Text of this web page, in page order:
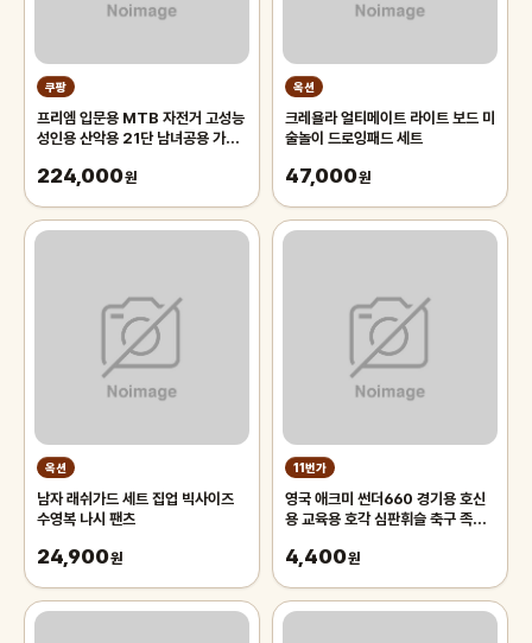
쿠팡
프리엠 입문용 MTB 자전거 고성능
성인용 산악용 21단 남녀공용 가성
175cm, 그레이 오렌지/21단/26
224,000원
옥션
크레욜라 얼티메이트 라이트 보드 미
술놀이 드로잉패드 세트
47,000원
옥션
남자 래쉬가드 세트 집업 빅사이즈
수영복 나시 팬츠
24,900원
11번가
영국 애크미 썬더660 경기용 호신
용 교육용 호각 심판휘슬 축구 족구
4,400원